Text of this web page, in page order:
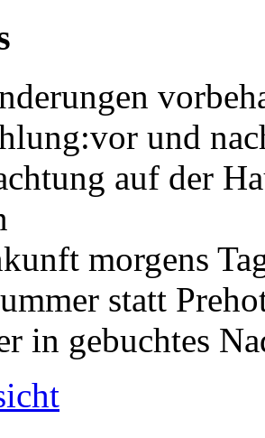
und
auf der
morgens
statt
in gebuchtes